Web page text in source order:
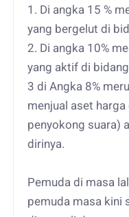
1. Di angka 15 %
yang bergelut di
2. Di angka 10%
yang aktif di
3 di Angka 8%
menjual aset
penyokong suara)
dirinya.
Pemuda di masa
pemuda masa kini